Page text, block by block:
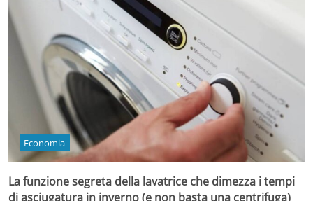
Economia
La funzione segreta della lavatrice che dimezza i tempi
di asciugatura in inverno (e non basta una centrifuga)